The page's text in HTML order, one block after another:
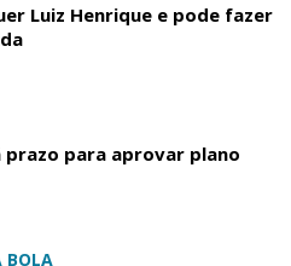
Luiz Henrique e pode fazer
para aprovar plano
BOLA